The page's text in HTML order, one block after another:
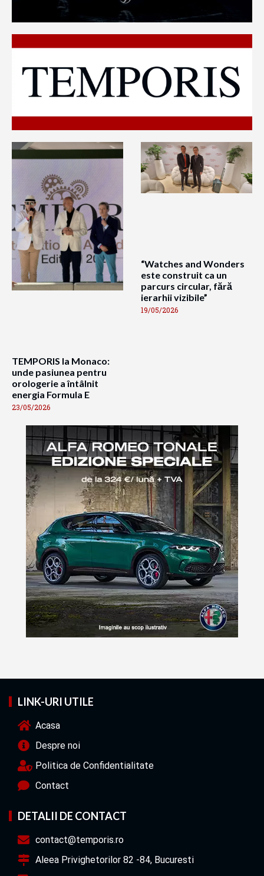
TEMPORIS la Monaco:
unde pasiunea pentru
orologerie a întâlnit
energia Formula E
23/05/2026
“Watches and Wonders
este construit ca un
parcurs circular, fără
ierarhii vizibile”
19/05/2026
LINK-URI UTILE
Acasa
Despre noi
Politica de Confidentialitate
Contact
DETALII DE CONTACT
contact@temporis.ro
Aleea Privighetorilor 82 -84, Bucuresti